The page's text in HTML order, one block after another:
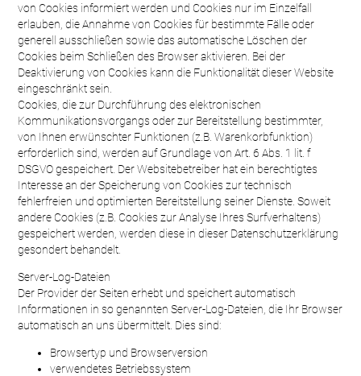
von Cookies informiert werden und Cookies nur im Einzelfall
erlauben, die Annahme von Cookies für bestimmte Fälle oder
generell ausschließen sowie das automatische Löschen der
Cookies beim Schließen des Browser aktivieren. Bei der
Deaktivierung von Cookies kann die Funktionalität dieser Website
eingeschränkt sein.
Cookies, die zur Durchführung des elektronischen
Kommunikationsvorgangs oder zur Bereitstellung bestimmter,
von Ihnen erwünschter Funktionen (z.B. Warenkorbfunktion)
erforderlich sind, werden auf Grundlage von Art. 6 Abs. 1 lit. f
DSGVO gespeichert. Der Websitebetreiber hat ein berechtigtes
Interesse an der Speicherung von Cookies zur technisch
fehlerfreien und optimierten Bereitstellung seiner Dienste. Soweit
andere Cookies (z.B. Cookies zur Analyse Ihres Surfverhaltens)
gespeichert werden, werden diese in dieser Datenschutzerklärung
gesondert behandelt.
Server-Log-Dateien
Der Provider der Seiten erhebt und speichert automatisch
Informationen in so genannten Server-Log-Dateien, die Ihr Browser
automatisch an uns übermittelt. Dies sind:
Browsertyp und Browserversion
verwendetes Betriebssystem